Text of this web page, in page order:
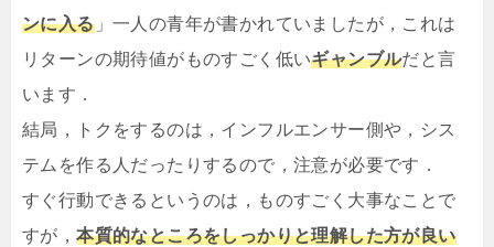
ンに入る」一人の青年が書かれていましたが，これは
リターンの期待値がものすごく低いギャンブルだと言
います．
結局，トクをするのは，インフルエンサー側や，シス
テムを作る人だったりするので，注意が必要です．
すぐ行動できるというのは，ものすごく大事なことで
すが，本質的なところをしっかりと理解した方が良い